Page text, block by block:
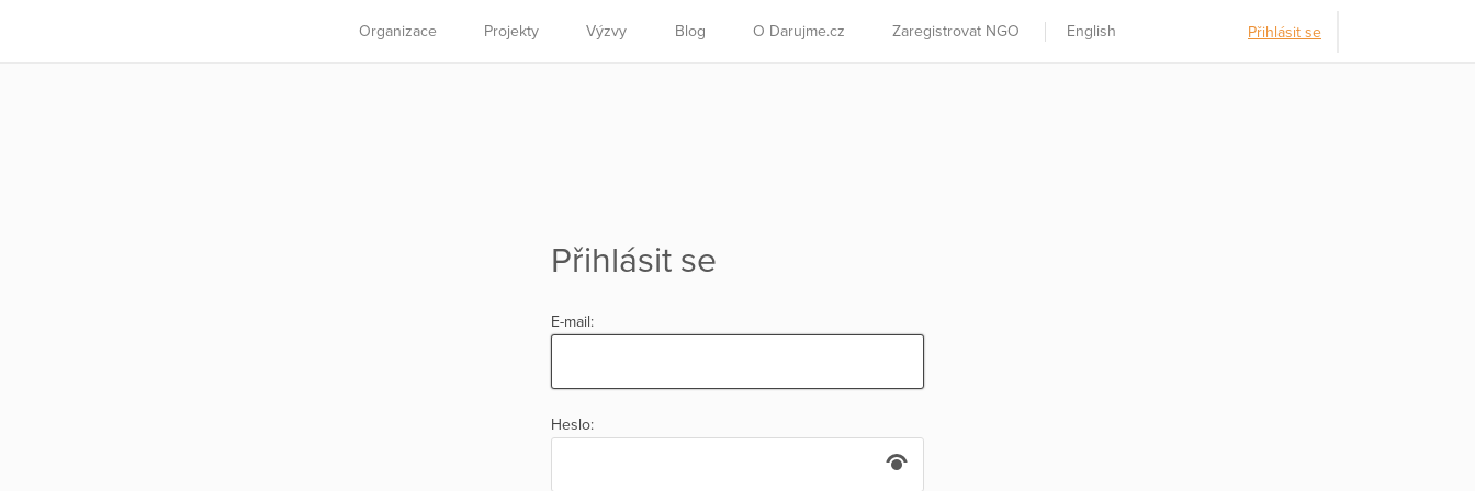
Organizace Projekty Výzvy Blog O Darujme.cz Zaregistrovat NGO English Přihlásit se
Přihlásit se
E-mail:
Heslo: